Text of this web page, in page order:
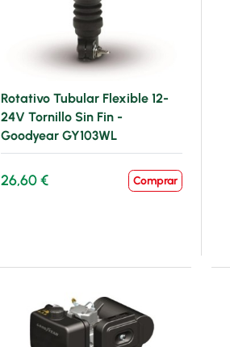
Rotativo Tubular Flexible 12-
24V Tornillo Sin Fin -
Goodyear GY103WL
26,60 € Comprar